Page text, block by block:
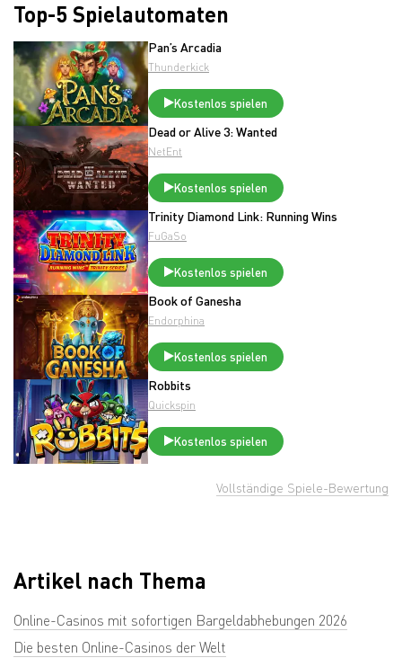
Top-5 Spielautomaten
Pan’s Arcadia
Thunderkick
Kostenlos spielen
Dead or Alive 3: Wanted
NetEnt
Kostenlos spielen
Trinity Diamond Link: Running Wins
FuGaSo
Kostenlos spielen
Book of Ganesha
Endorphina
Kostenlos spielen
Robbits
Quickspin
Kostenlos spielen
Vollständige Spiele-Bewertung
Artikel nach Thema
Online-Casinos mit sofortigen Bargeldabhebungen 2026
Die besten Online-Casinos der Welt